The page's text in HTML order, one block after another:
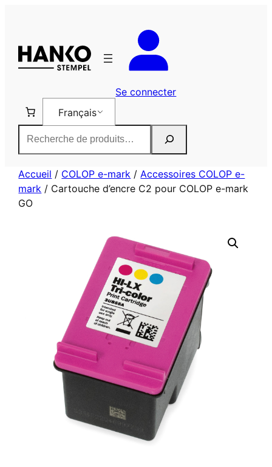
Se connecter
Français
Accueil / COLOP e-mark / Accessoires COLOP e-
mark / Cartouche d’encre C2 pour COLOP e-mark
GO